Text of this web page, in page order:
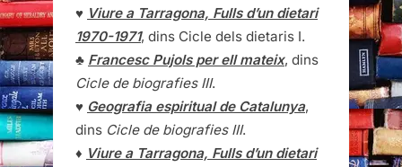
♥ Viure a Tarragona, Fulls d’un dietari
1970-1971, dins Cicle dels dietaris I.
♣ Francesc Pujols per ell mateix, dins
Cicle de biografies III.
♥ Geografia espiritual de Catalunya,
dins Cicle de biografies III.
♦ Viure a Tarragona, Fulls d’un dietari